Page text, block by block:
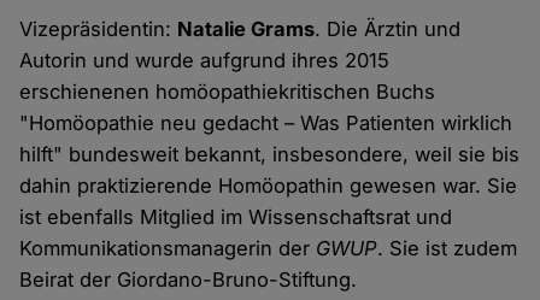
Vizepräsidentin: Natalie Grams. Die Ärztin und
Autorin und wurde aufgrund ihres 2015
erschienenen homöopathiekritischen Buchs
"Homöopathie neu gedacht – Was Patienten wirklich
hilft" bundesweit bekannt, insbesondere, weil sie bis
dahin praktizierende Homöopathin gewesen war. Sie
ist ebenfalls Mitglied im Wissenschaftsrat und
Kommunikationsmanagerin der GWUP. Sie ist zudem
Beirat der Giordano-Bruno-Stiftung.